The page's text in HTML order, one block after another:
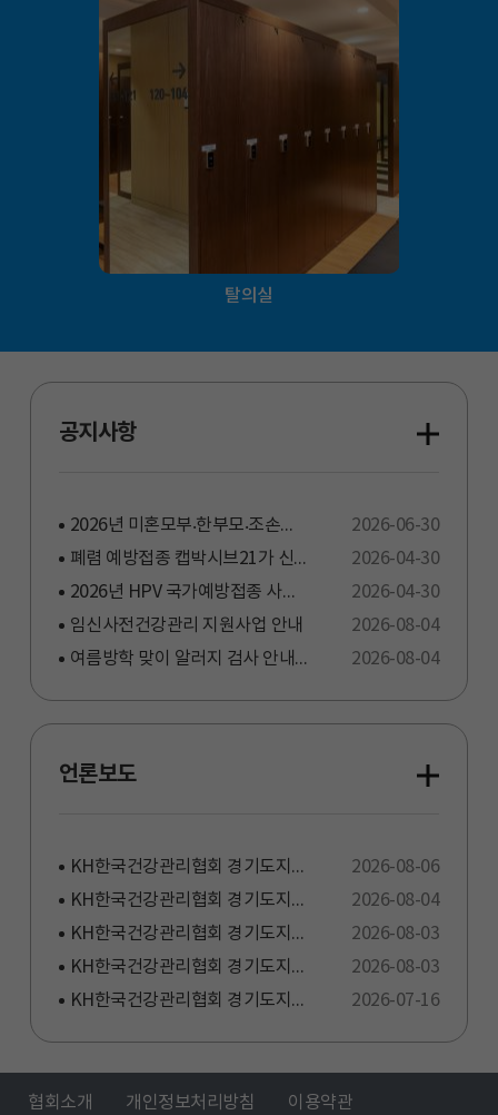
탈의실
공지사항
2026년 미혼모부⸳한부모⸳조손가족 「메디체크 안심」 건강검진 안내
2026-06-30
폐렴 예방접종 캡박시브21가 신규 도입!
2026-04-30
2026년 HPV 국가예방접종 사업 12세 남아 확대 시행 안내
2026-04-30
임신사전건강관리 지원사업 안내
2026-08-04
여름방학 맞이 알러지 검사 안내! 검사 항목 확대(108종 → 161종)! 비용은 그대로!
2026-08-04
언론보도
KH한국건강관리협회 경기도지부, 2026년 세 번째 ‘사랑 나눔 헌혈 캠페인’ 실시
2026-08-06
KH한국건강관리협회 경기도지부, ‘제7회 한국건강관리협회장배 배드민턴대회’ 오는 8월 22일~23일 개최
2026-08-04
KH한국건강관리협회 경기도지부, 광교산저수지일대에서 ‘어스체크 플로깅’ 환경정화 봉사활동 실시
2026-08-03
KH한국건강관리협회 경기도지부, 아동양육시설 ‘꿈을키우는집’ 사회공헌 건강검진 실시
2026-08-03
KH한국건강관리협회 경기도지부, 경기도여성단체협의회에 사랑의 후원금 전달
2026-07-16
협회소개 개인정보처리방침 이용약관